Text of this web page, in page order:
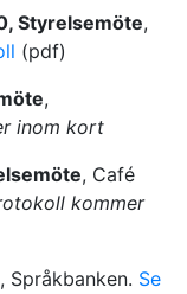
Styrelsemöte,
(pdf)
,
inom kort
, Café
kommer
, Språkbanken. Se